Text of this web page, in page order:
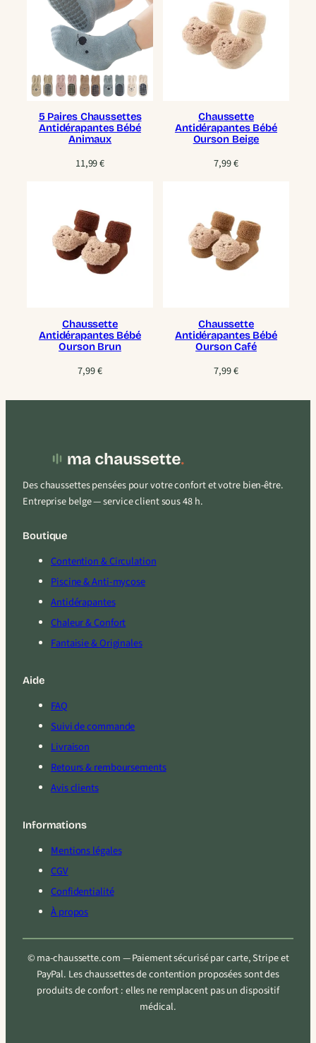
5 Paires Chaussettes
Antidérapantes Bébé
Animaux
11,99€
Chaussette
Antidérapantes Bébé
Ourson Beige
7,99€
Chaussette
Antidérapantes Bébé
Ourson Brun
7,99€
Chaussette
Antidérapantes Bébé
Ourson Café
7,99€
Des chaussettes pensées pour votre confort et votre bien-être.
Entreprise belge — service client sous 48 h.
Boutique
Contention & Circulation
Piscine & Anti-mycose
Antidérapantes
Chaleur & Confort
Fantaisie & Originales
Aide
FAQ
Suivi de commande
Livraison
Retours & remboursements
Avis clients
Informations
Mentions légales
CGV
Confidentialité
À propos
© ma-chaussette.com — Paiement sécurisé par carte, Stripe et
PayPal. Les chaussettes de contention proposées sont des
produits de confort : elles ne remplacent pas un dispositif
médical.